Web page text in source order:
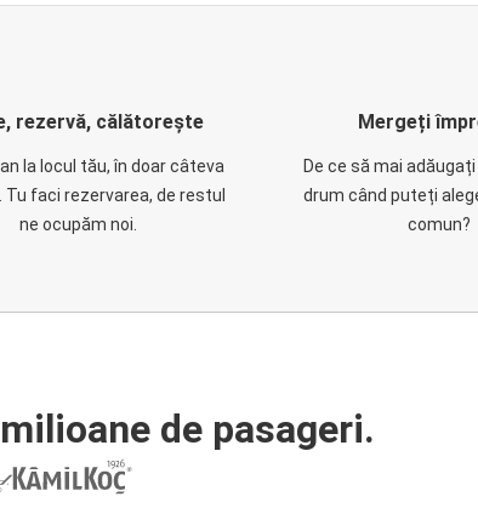
rezervă, călătorește
la locul tău, în doar câteva
Tu faci rezervarea, de restul
ne ocupăm noi.
Mergeți
De ce să mai
drum când puteți
comun?
de pasageri.